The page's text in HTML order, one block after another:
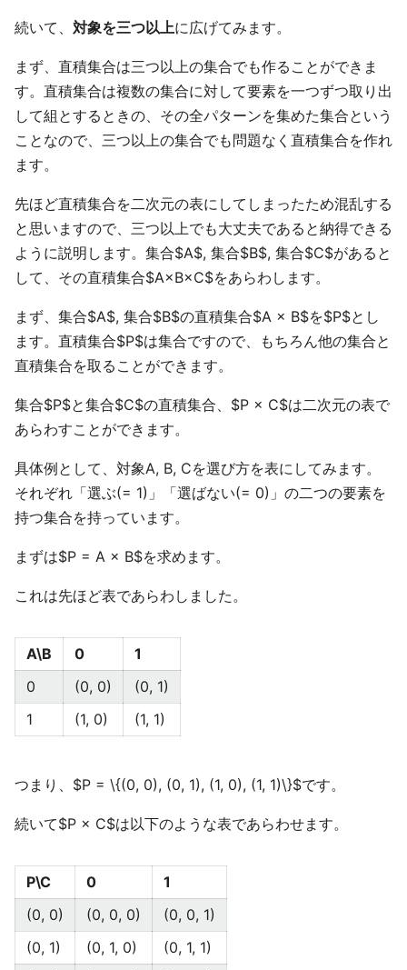
続いて、 対象を三つ以上に広げてみます。
まず、直積集合は三つ以上の集合でも作ることができま
す。直積集合は複数の集合に対して要素を一つずつ取り出
して組とするときの、その全パターンを集めた集合という
ことなので、三つ以上の集合でも問題なく直積集合を作れ
ます。
先ほど直積集合を二次元の表にしてしまったため混乱する
と思いますので、三つ以上でも大丈夫であると納得できる
ように説明します。集合$A$, 集合$B$, 集合$C$があると
して、その直積集合$A×B×C$をあらわします。
まず、集合$A$, 集合$B$の直積集合$A × B$を$P$とし
ます。直積集合$P$は集合ですので、もちろん他の集合と
直積集合を取ることができます。
集合$P$と集合$C$の直積集合、$P × C$は二次元の表で
あらわすことができます。
具体例として、対象A, B, Cを選び方を表にしてみます。
それぞれ「選ぶ(= 1)」「選ばない(= 0)」の二つの要素を
持つ集合を持っています。
まずは$P = A × B$を求めます。
これは先ほど表であらわしました。
A\B 0
1
0
(0, 0)
(0, 1)
1
(1, 0) (1, 1)
つまり、$P = \{(0, 0), (0, 1), (1, 0), (1, 1)\}$です。
続いて$P × C$は以下のような表であらわせます。
P\C 0
1
(0, 0)
(0, 0, 0)
(0, 0, 1)
(0, 1)
(0, 1, 0)
(0, 1, 1)